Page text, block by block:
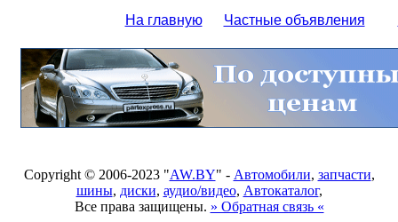
На главную Частные объявления
Copyright © 2006-2023 "AW.BY" - Автомобили, запчасти,
шины, диски, аудио/видео, Автокаталог,
Все права защищены. » Обратная связь «